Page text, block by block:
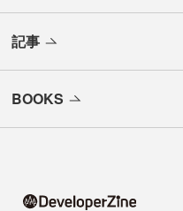
記事
BOOKS